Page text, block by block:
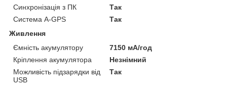
Синхронізація з ПК
Так
Система A-GPS
Так
Живлення
Ємність акумулятору
7150 мА/год
Кріплення акумулятора
Незнімний
Можливість підзарядки від
USB
Так